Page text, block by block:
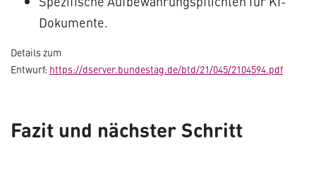
Dokumente.
Details zum
Entwurf: https://dserver.bundestag.de/btd/21/045/2104594.pdf
Fazit und nächster Schritt